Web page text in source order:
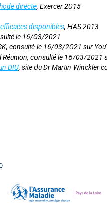
directe, Exercer 2015
disponibles, HAS 2013
le 16/03/2021
consulté le 16/03/2021 sur
Réunion, consulté le 16/03/2021
DIU, site du Dr Martin Winckler